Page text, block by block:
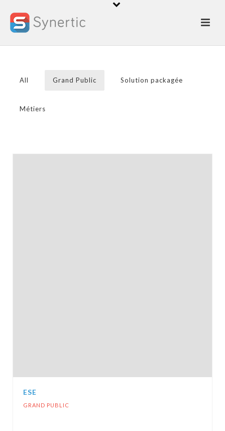
Quelques réalisations et
effectuées par les équipes Synertic
All Grand Public Solution packagée
Métiers
ESE
GRAND PUBLIC